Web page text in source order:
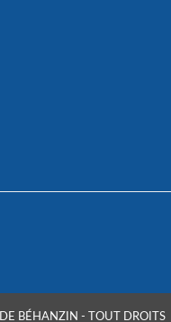
BÉHANZIN - TOUT DROITS